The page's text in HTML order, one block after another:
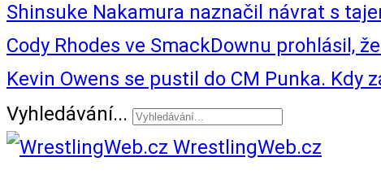
Shinsuke Nakamura naznačil návrat s
Cody Rhodes ve SmackDownu prohlásil,
Kevin Owens se pustil do CM Punka. Kdy
Vyhledávání...
WrestlingWeb.cz